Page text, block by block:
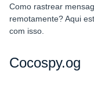
Como rastrear
remotamente? Aqui
com isso.
Cocospy.og